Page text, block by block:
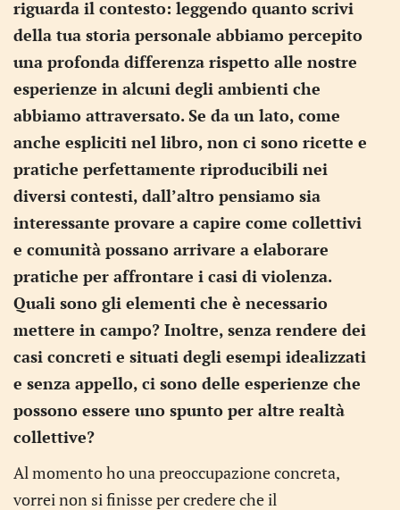
riguarda il contesto: leggendo quanto scrivi
della tua storia personale abbiamo percepito
una profonda differenza rispetto alle nostre
esperienze in alcuni degli ambienti che
abbiamo attraversato. Se da un lato, come
anche espliciti nel libro, non ci sono ricette e
pratiche perfettamente riproducibili nei
diversi contesti, dall’altro pensiamo sia
interessante provare a capire come collettivi
e comunità possano arrivare a elaborare
pratiche per affrontare i casi di violenza.
Quali sono gli elementi che è necessario
mettere in campo? Inoltre, senza rendere dei
casi concreti e situati degli esempi idealizzati
e senza appello, ci sono delle esperienze che
possono essere uno spunto per altre realtà
collettive?
Al momento ho una preoccupazione concreta,
vorrei non si finisse per credere che il